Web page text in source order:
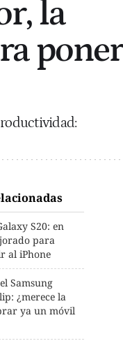
la
poner
S20: en
para
al iPhone
Samsung
¿merece la
ya un móvil